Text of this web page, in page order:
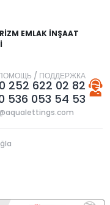
EMLAK İNŞAAT
/ ПОДДЕРЖКА
252 622 02 82
536 053 54 53